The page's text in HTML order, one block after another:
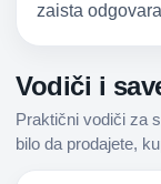
zaista
Vodiči i
Praktični vodiči za
bilo da prodajete,